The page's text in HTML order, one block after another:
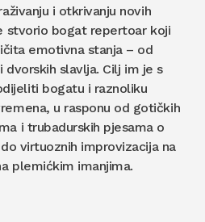
i otkrivanju novih
stvorio bogat repertoar koji
emotivna stanja – od
slavlja. Cilj im je s
bogatu i raznoliku
u rasponu od gotičkih
i trubadurskih pjesama o
virtuoznih improvizacija na
plemićkim imanjima.